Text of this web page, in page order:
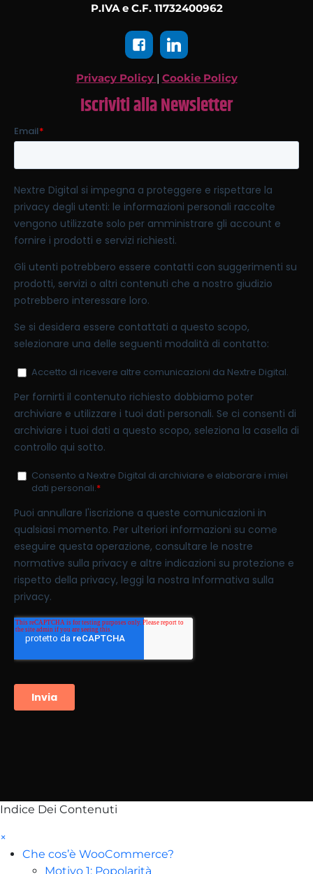
P.IVA e C.F. 11732400962
Privacy Policy | Cookie Policy
Iscriviti alla Newsletter
Indice Dei Contenuti
×
Che cos’è WooCommerce?
Motivo 1: Popolarità